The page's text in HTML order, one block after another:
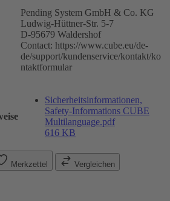
Pending System GmbH & Co. KG
Ludwig-Hüttner-Str. 5-7
D-95679 Waldershof
Contact: https://www.cube.eu/de-
de/support/kundenservice/kontakt/ko
ntaktformular
Sicherheitsinformationen,
Safety-Informations CUBE
Multilanguage.pdf
616 KB
Merkzettel Vergleichen